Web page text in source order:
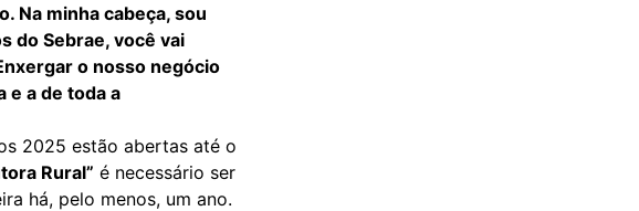
Na minha cabeça, sou
do Sebrae, você vai
o nosso negócio
e a de toda a
2025 estão abertas até o
Rural” é necessário ser
há, pelo menos, um ano.